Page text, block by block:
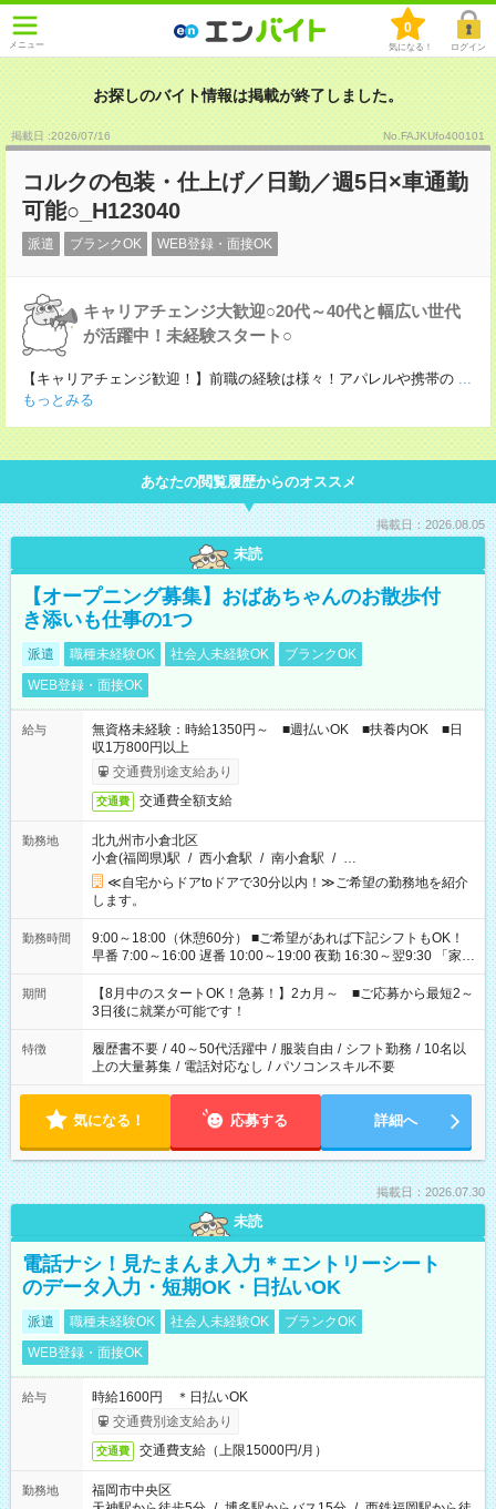
メニュー
0
気になる！ ログイン
お探しのバイト情報は掲載が終了しました。
掲載日 :2026/07/16 No.FAJKUfo400101
コルクの包装・仕上げ／日勤／週5日×車通勤
可能○_H123040
派遣 ブランクOK WEB登録・面接OK
キャリアチェンジ大歓迎○20代～40代と幅広い世代
が活躍中！未経験スタート○
【キャリアチェンジ歓迎！】前職の経験は様々！アパレルや携帯の ...
もっとみる
あなたの閲覧履歴からのオススメ
掲載日：2026.08.05
未読
【オープニング募集】おばあちゃんのお散歩付
き添いも仕事の1つ
派遣 職種未経験OK 社会人未経験OK
ブランクOK
WEB登録・面接OK
給与
無資格未経験：時給1350円～ ■週払いOK ■扶養内OK ■日
収1万800円以上
交通費別途支給あり
交通費 交通費全額支給
勤務地
北九州市小倉北区
小倉(福岡県)駅 / 西小倉駅 / 南小倉駅 / …
≪自宅からドアtoドアで30分以内！≫ご希望の勤務地を紹介
します。
勤務時間
9:00～18:00（休憩60分） ■ご希望があれば下記シフトもOK！
早番 7:00～16:00 遅番 10:00～19:00 夜勤 16:30～翌9:30 「家族
と休みを合わせたい」 「余裕を持って夕飯の準備がしたい」
「できれば残業はしたくない」 など、ご希望を教えてください
ね。 ※Wワーク希望の方へ 今ご覧のお仕事で希望する勤務時間
と、もう1つのお仕事の勤務時間。 合計で週40時間を超える場
合は応募できません。
期間
【8月中のスタートOK！急募！】2カ月～ ■ご応募から最短2～
3日後に就業が可能です！
特徴 履歴書不要 / 40～50代活躍中 / 服装自由 / シフト勤務 / 10名以
上の大量募集 / 電話対応なし / パソコンスキル不要
気になる！ 応募する 詳細へ
掲載日：2026.07.30
未読
電話ナシ！見たまんま入力＊エントリーシート
のデータ入力・短期OK・日払いOK
派遣 職種未経験OK 社会人未経験OK
ブランクOK
WEB登録・面接OK
給与
時給1600円 ＊日払いOK
交通費別途支給あり
交通費 交通費支給（上限15000円/月）
勤務地
福岡市中央区